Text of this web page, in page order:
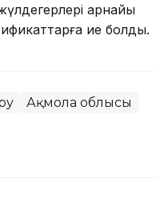
арнайы
ие болды.
Ақмола облысы